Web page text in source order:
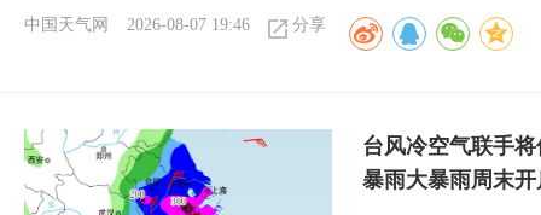
中国天气网 2026-08-07 19:46 分享
台风冷空气联手
暴雨大暴雨周末开